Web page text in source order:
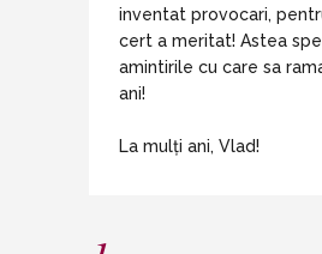
inventat provocari,
cert a meritat! Astea
amintirile cu care sa
ani!
La mulți ani, Vlad!